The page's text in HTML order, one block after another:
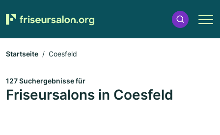
Startseite Coesfeld
127 Suchergebnisse für
Friseursalons in Coesfeld